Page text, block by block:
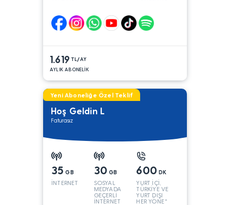
1.619 TL/AY
AYLIK ABONELİK
Yeni Aboneliğe Özel Teklif
Hoş Geldin L
Faturasız
35 GB
İNTERNET
30 GB
SOSYAL
MEDYADA
GEÇERLİ
İNTERNET
600 DK
YURT İÇİ,
TÜRKİYE VE
YURT DIŞI
HER YÖNE*